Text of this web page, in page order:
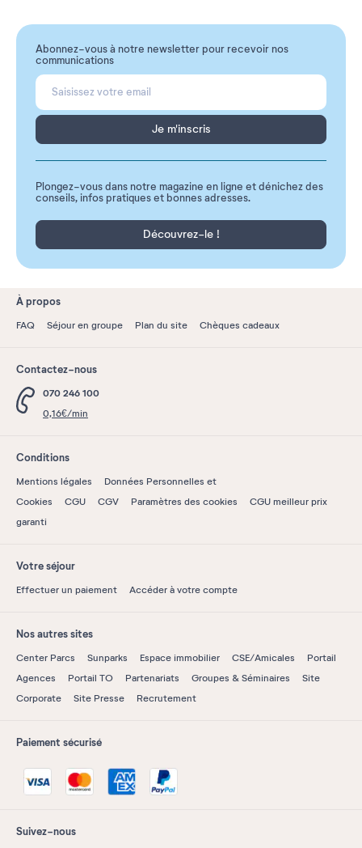
Abonnez-vous à notre newsletter pour recevoir nos
communications
Je m'inscris
Plongez-vous dans notre magazine en ligne et dénichez des
conseils, infos pratiques et bonnes adresses.
Découvrez-le !
À propos
FAQ Séjour en groupe Plan du site Chèques cadeaux
Contactez-nous
070 246 100
0,16€/min
Conditions
Mentions légales
Données Personnelles et
Cookies
CGU CGV Paramètres des cookies
CGU meilleur prix
garanti
Votre séjour
Effectuer un paiement Accéder à votre compte
Nos autres sites
Center Parcs Sunparks Espace immobilier CSE/Amicales
Portail
Agences
Portail TO Partenariats Groupes & Séminaires
Site
Corporate
Site Presse Recrutement
Paiement sécurisé
Suivez-nous